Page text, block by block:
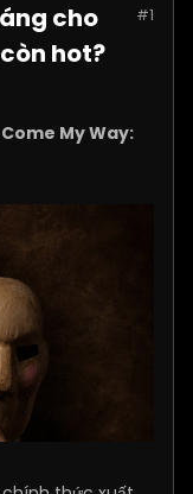
#1
cho
hot?
My Way: